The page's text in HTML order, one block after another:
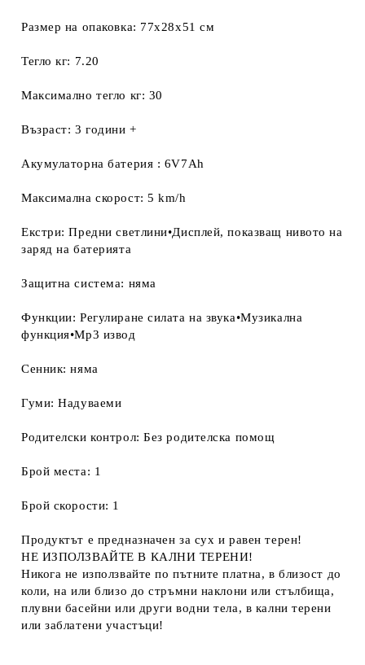
Размер на опаковка: 77x28x51 см
Тегло кг: 7.20
Максимално тегло кг: 30
Възраст: 3 години +
Акумулаторна батерия : 6V7Ah
Максимална скорост: 5 km/h
Екстри: Предни светлини•Дисплей, показващ нивото на
заряд на батерията
Защитна система: няма
Функции: Регулиране силата на звука•Музикална
функция•Мp3 извод
Сенник: няма
Гуми: Надуваеми
Родителски контрол: Без родителска помощ
Брой места: 1
Брой скорости: 1
Продуктът е предназначен за сух и равен терен!
НЕ ИЗПОЛЗВАЙТЕ В КАЛНИ ТЕРЕНИ!
Никога не използвайте по пътните платна, в близост до
коли, на или близо до стръмни наклони или стълбища,
плувни басейни или други водни тела, в кални терени
или заблатени участъци!